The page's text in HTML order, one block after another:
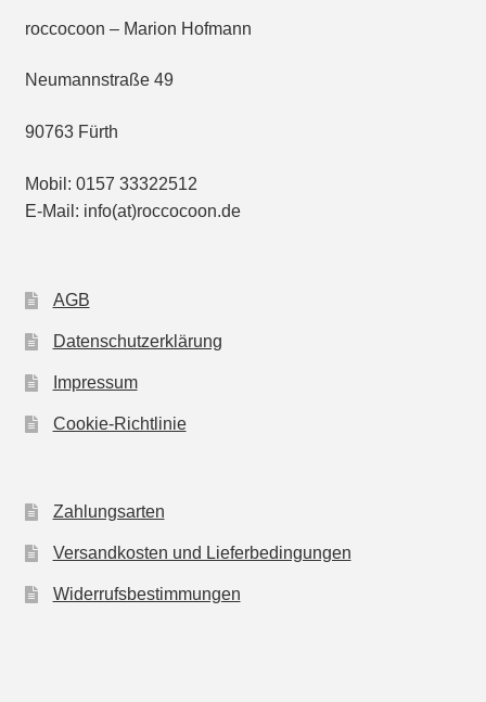
roccocoon – Marion Hofmann
Neumannstraße 49
90763 Fürth
Mobil: 0157 33322512
E-Mail: info(at)roccocoon.de
AGB
Datenschutzerklärung
Impressum
Cookie-Richtlinie
Zahlungsarten
Versandkosten und Lieferbedingungen
Widerrufsbestimmungen